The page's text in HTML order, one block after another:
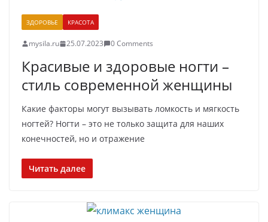
ЗДОРОВЬЕ КРАСОТА
mysila.ru 25.07.2023 0 Comments
Красивые и здоровые ногти –
стиль современной женщины
Какие факторы могут вызывать ломкость и мягкость
ногтей? Ногти – это не только защита для наших
конечностей, но и отражение
Читать далее